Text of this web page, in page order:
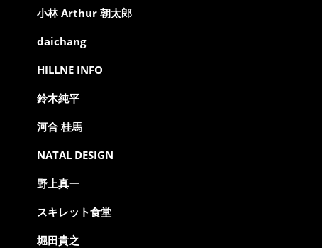
小林 Arthur 朝太郎
daichang
HILLNE INFO
鈴木純平
河合 桂馬
NATAL DESIGN
野上真一
スキレット食堂
堀田貴之